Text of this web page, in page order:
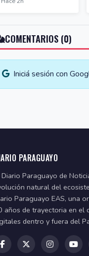
COMENTARIOS (0)
Iniciá sesión con
PARAGUAYO
Diario Paraguayo de
natural del
Paraguayo EAS, una
años de trayectoria en el
dentro y fuera del